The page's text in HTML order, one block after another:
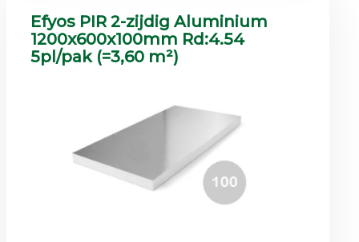
Efyos PIR 2-zijdig Aluminium
1200x600x100mm Rd:4.54
5pl/pak (=3,60 m²)